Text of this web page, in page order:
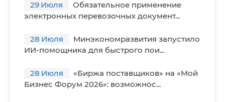
29 Июля
Обязательное применение
электронных перевозочных документ...
28 Июля
Минэкономразвития запустило
ИИ-помощника для быстрого пои...
28 Июля
«Биржа поставщиков» на «Мой
Бизнес Форум 2026»: возможнос...